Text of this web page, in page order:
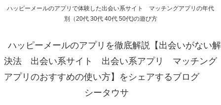
ハッピーメールのアプリで体験した出会い系サイト マッチングアプリの年代
別（20代 30代 40代 50代)の遊び方
ハッピーメールのアプリを徹底解説【出会いがない解
決法 出会い系サイト 出会い系アプリ マッチング
アプリのおすすめの使い方】をシェアするブログ
シータウサ